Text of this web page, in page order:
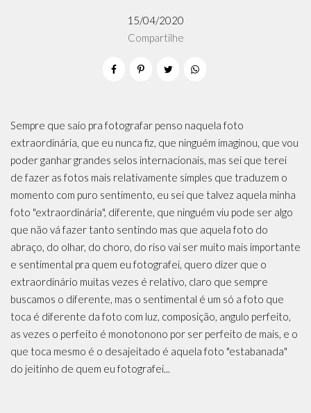
15/04/2020
Compartilhe
Sempre que saio pra fotografar penso naquela foto
extraordinária, que eu nunca fiz, que ninguém imaginou, que vou
poder ganhar grandes selos internacionais, mas sei que terei
de fazer as fotos mais relativamente simples que traduzem o
momento com puro sentimento, eu sei que talvez aquela minha
foto "extraordinária", diferente, que ninguém viu pode ser algo
que não vá fazer tanto sentindo mas que aquela foto do
abraço, do olhar, do choro, do riso vai ser muito mais importante
e sentimental pra quem eu fotografei, quero dizer que o
extraordinário muitas vezes é relativo, claro que sempre
buscamos o diferente, mas o sentimental é um só a foto que
toca é diferente da foto com luz, composição, angulo perfeito,
as vezes o perfeito é monotonono por ser perfeito de mais, e o
que toca mesmo é o desajeitado é aquela foto "estabanada"
do jeitinho de quem eu fotografei...